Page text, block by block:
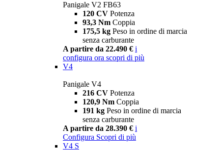
Panigale V2 FB63
120 CV Potenza
93,3 Nm Coppia
175,5 kg Peso in ordine di marcia
senza carburante
A partire da 22.490 € i
configura ora scopri di più
V4
Panigale V4
216 CV Potenza
120,9 Nm Coppia
191 kg Peso in ordine di marcia
senza carburante
A partire da 28.390 € i
Configura Scopri di più
V4 S